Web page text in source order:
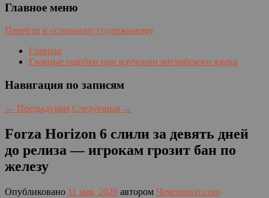
Главное меню
Перейти к основному содержимому
Главная
Главные ошибки при изучении английского языка
Навигация по записям
← Предыдущая Следующая →
Forza Horizon 6 слили за девять дней
до релиза — игрокам грозит бан по
железу
Опубликовано 11 мая, 2026 автором Чемпионат.com